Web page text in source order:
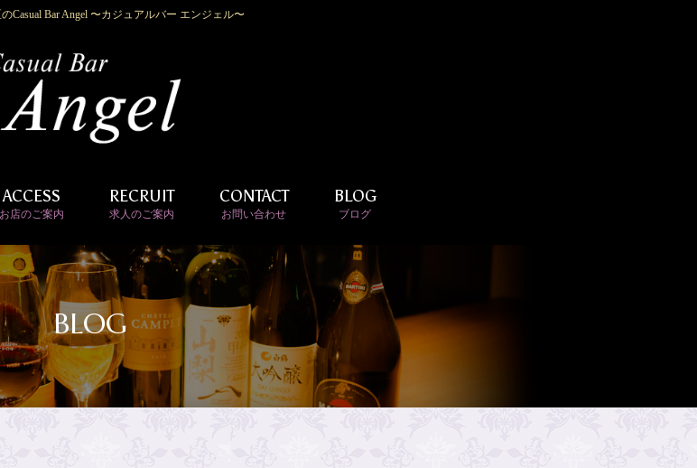
Casual Bar Angel 〜カジュアルバー エンジェル〜
ACCESS
お店のご案内
RECRUIT
求人のご案内
CONTACT
お問い合わせ
BLOG
ブログ
BLOG